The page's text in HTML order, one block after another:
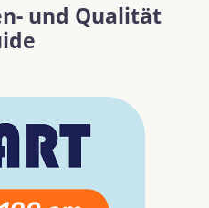
und Qualität